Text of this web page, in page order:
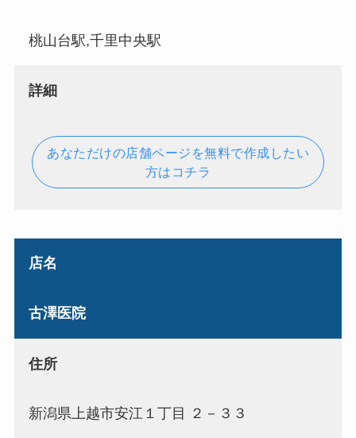
桃山台駅,千里中央駅
詳細
あなただけの店舗ページを無料で作成したい
方はコチラ
店名
古澤医院
住所
新潟県上越市安江１丁目 ２－３３